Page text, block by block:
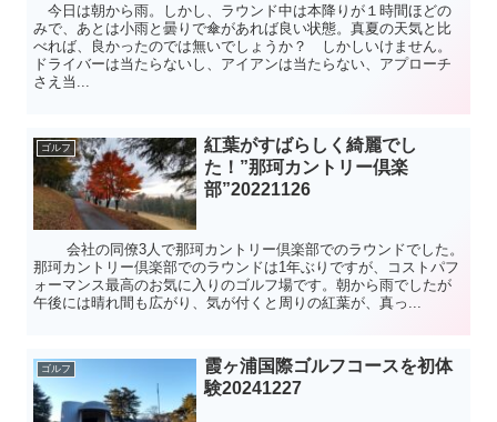
今日は朝から雨。しかし、ラウンド中は本降りが１時間ほどの
みで、あとは小雨と曇りで傘があれば良い状態。真夏の天気と比
べれば、良かったのでは無いでしょうか？ しかしいけません。
ドライバーは当たらないし、アイアンは当たらない、アプローチ
さえ当...
ゴルフ
紅葉がすばらしく綺麗でし
た！”那珂カントリー倶楽
部”20221126
会社の同僚3人で那珂カントリー倶楽部でのラウンドでした。
那珂カントリー倶楽部でのラウンドは1年ぶりですが、コストパフ
ォーマンス最高のお気に入りのゴルフ場です。朝から雨でしたが
午後には晴れ間も広がり、気が付くと周りの紅葉が、真っ...
ゴルフ
霞ヶ浦国際ゴルフコースを初体
験20241227